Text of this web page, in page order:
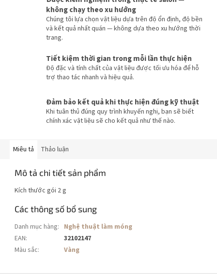
không chạy theo xu hướng
Chúng tôi lựa chọn vật liệu dựa trên độ ổn định, độ bền
và kết quả nhất quán — không dựa theo xu hướng thời
trang.
Tiết kiệm thời gian trong mỗi lần thực hiện
Độ đặc và tính chất của vật liệu được tối ưu hóa để hỗ
trợ thao tác nhanh và hiệu quả.
Đảm bảo kết quả khi thực hiện đúng kỹ thuật
Khi tuân thủ đúng quy trình khuyến nghị, bạn sẽ biết
chính xác vật liệu sẽ cho kết quả như thế nào.
Miêu tả Thảo luận
Mô tả chi tiết sản phẩm
Kích thước gói 2 g
Các thông số bổ sung
Danh mục hàng: Nghệ thuật làm móng
EAN:
32102147
Màu sắc: Vàng